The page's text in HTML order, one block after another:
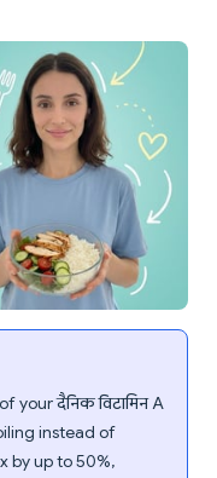
दैनिक विटामिन A
instead of
by up to 50%,